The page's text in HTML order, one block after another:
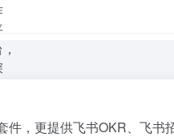
，更提供飞书OKR、飞书